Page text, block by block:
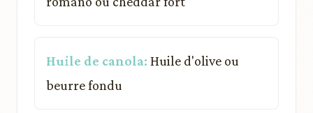
Huile de canola: Huile d'olive ou
beurre fondu